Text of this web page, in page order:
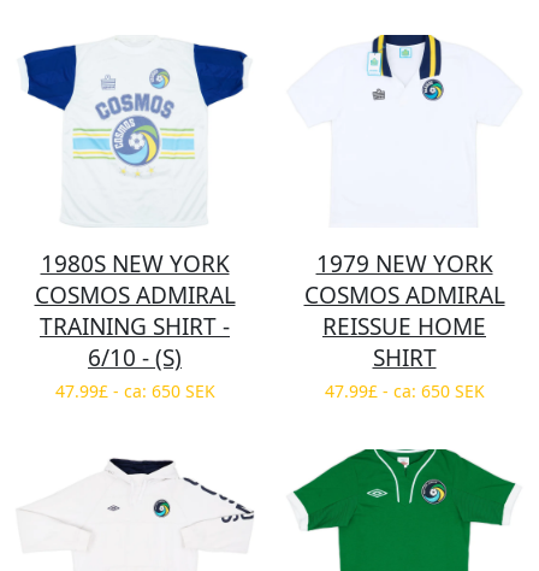
1980S NEW YORK
COSMOS ADMIRAL
TRAINING SHIRT -
6/10 - (S)
47.99£ - ca: 650 SEK
1979 NEW YORK
COSMOS ADMIRAL
REISSUE HOME
SHIRT
47.99£ - ca: 650 SEK